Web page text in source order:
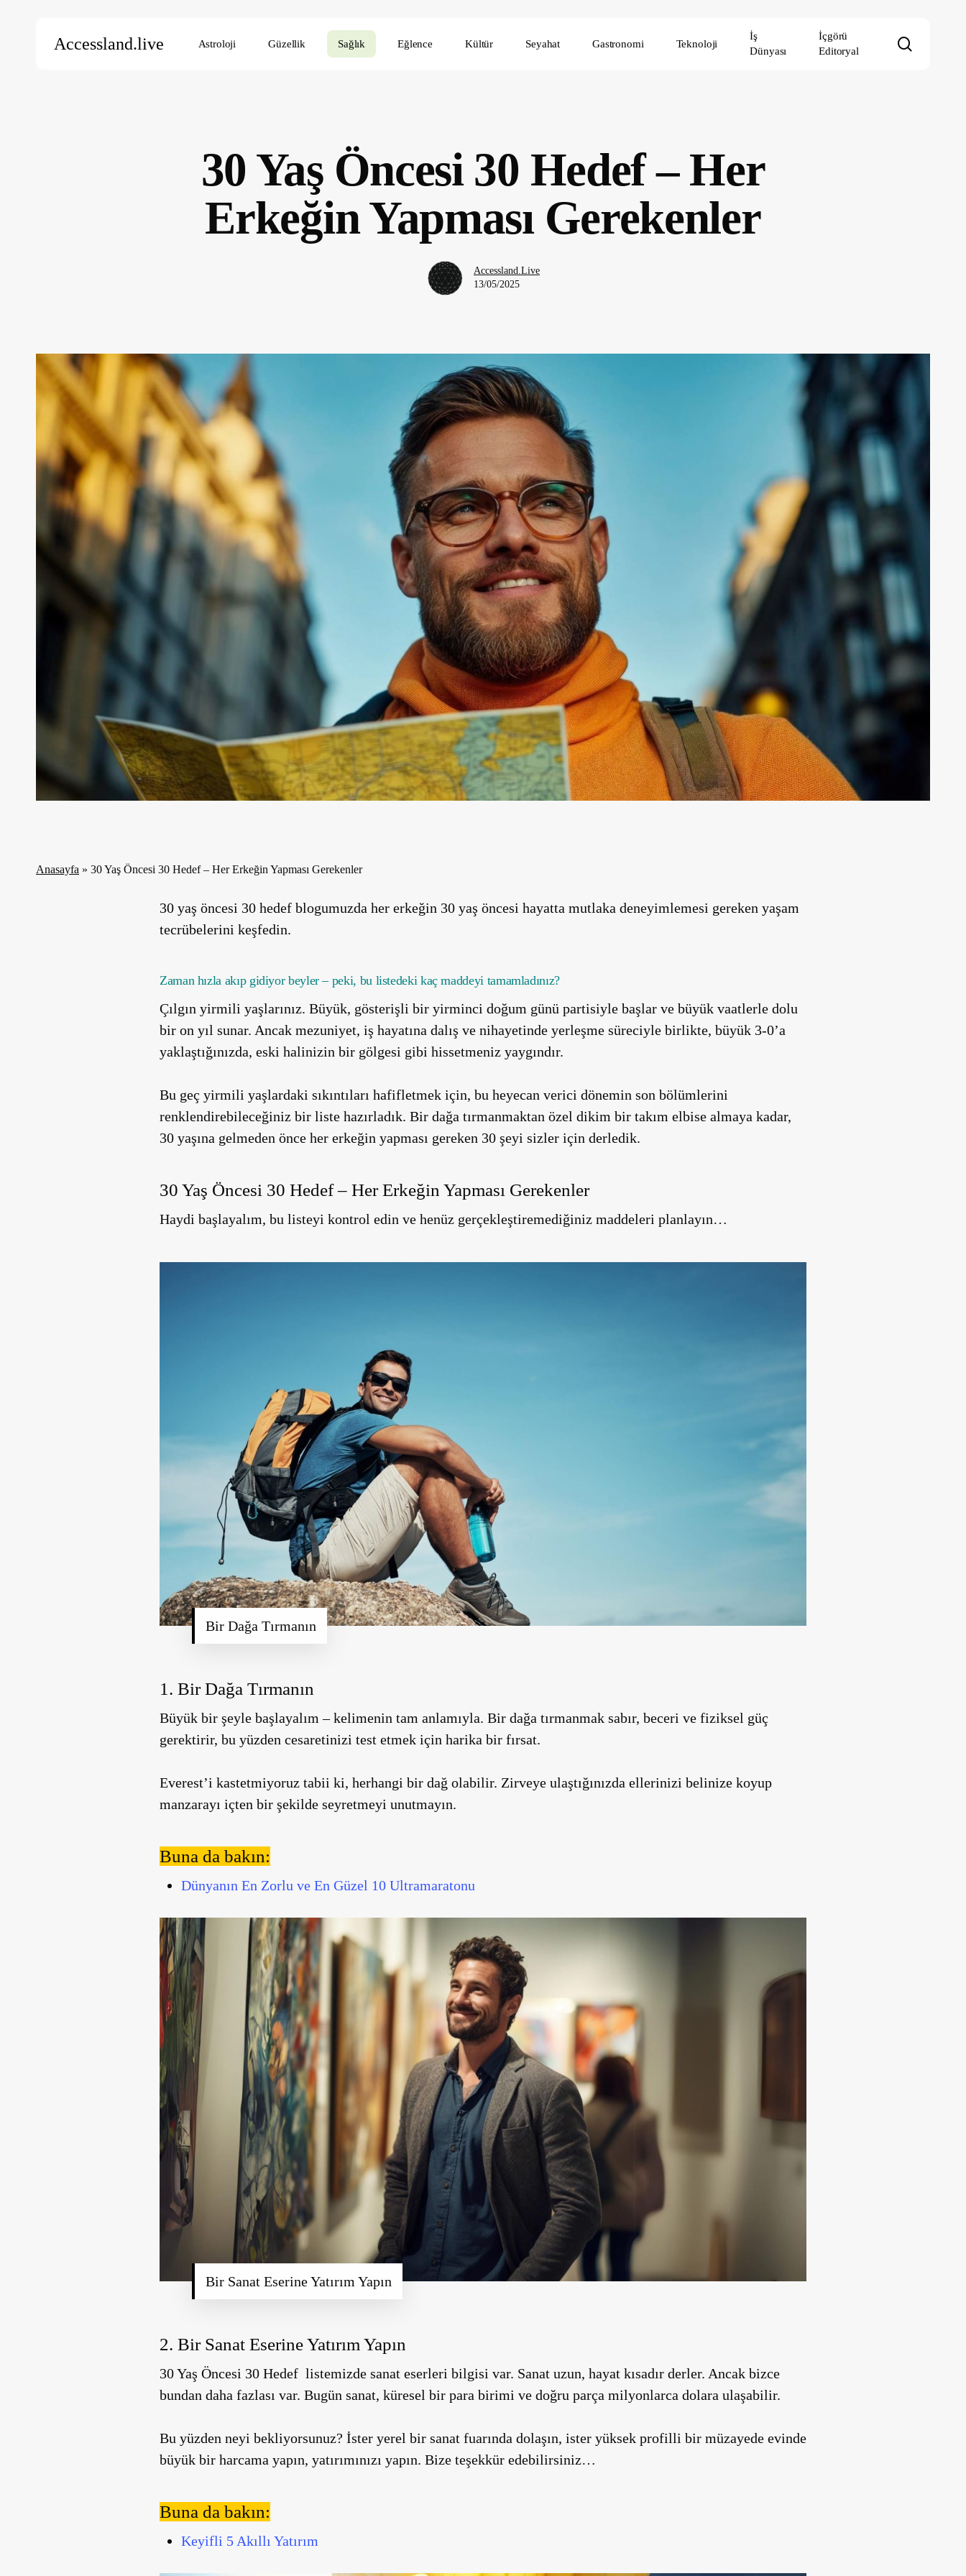
Accessland.live Astroloji Güzellik Sağlık Eğlence Kültür Seyahat Gastronomi Teknoloji
İş
Dünyası
İçgörü
Editoryal
30 Yaş Öncesi 30 Hedef – Her
Erkeğin Yapması Gerekenler
Accessland.Live
13/05/2025
Anasayfa » 30 Yaş Öncesi 30 Hedef – Her Erkeğin Yapması Gerekenler
30 yaş öncesi 30 hedef blogumuzda her erkeğin 30 yaş öncesi hayatta mutlaka deneyimlemesi gereken yaşam
tecrübelerini keşfedin.
Zaman hızla akıp gidiyor beyler – peki, bu listedeki kaç maddeyi tamamladınız?
Çılgın yirmili yaşlarınız. Büyük, gösterişli bir yirminci doğum günü partisiyle başlar ve büyük vaatlerle dolu
bir on yıl sunar. Ancak mezuniyet, iş hayatına dalış ve nihayetinde yerleşme süreciyle birlikte, büyük 3-0’a
yaklaştığınızda, eski halinizin bir gölgesi gibi hissetmeniz yaygındır.
Bu geç yirmili yaşlardaki sıkıntıları hafifletmek için, bu heyecan verici dönemin son bölümlerini
renklendirebileceğiniz bir liste hazırladık. Bir dağa tırmanmaktan özel dikim bir takım elbise almaya kadar,
30 yaşına gelmeden önce her erkeğin yapması gereken 30 şeyi sizler için derledik.
30 Yaş Öncesi 30 Hedef – Her Erkeğin Yapması Gerekenler
Haydi başlayalım, bu listeyi kontrol edin ve henüz gerçekleştiremediğiniz maddeleri planlayın…
Bir Dağa Tırmanın
1. Bir Dağa Tırmanın
Büyük bir şeyle başlayalım – kelimenin tam anlamıyla. Bir dağa tırmanmak sabır, beceri ve fiziksel güç
gerektirir, bu yüzden cesaretinizi test etmek için harika bir fırsat.
Everest’i kastetmiyoruz tabii ki, herhangi bir dağ olabilir. Zirveye ulaştığınızda ellerinizi belinize koyup
manzarayı içten bir şekilde seyretmeyi unutmayın.
Buna da bakın:
Dünyanın En Zorlu ve En Güzel 10 Ultramaratonu
Bir Sanat Eserine Yatırım Yapın
2. Bir Sanat Eserine Yatırım Yapın
30 Yaş Öncesi 30 Hedef listemizde sanat eserleri bilgisi var. Sanat uzun, hayat kısadır derler. Ancak bizce
bundan daha fazlası var. Bugün sanat, küresel bir para birimi ve doğru parça milyonlarca dolara ulaşabilir.
Bu yüzden neyi bekliyorsunuz? İster yerel bir sanat fuarında dolaşın, ister yüksek profilli bir müzayede evinde
büyük bir harcama yapın, yatırımınızı yapın. Bize teşekkür edebilirsiniz…
Buna da bakın:
Keyifli 5 Akıllı Yatırım